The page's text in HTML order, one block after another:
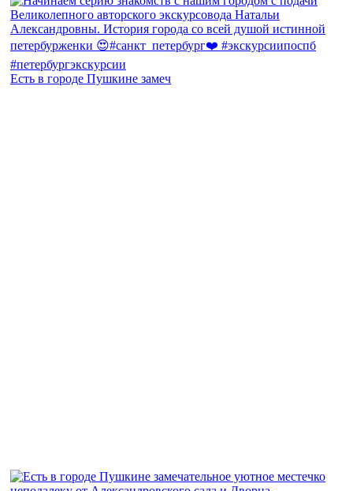
Есть в городе Пушкине замеч